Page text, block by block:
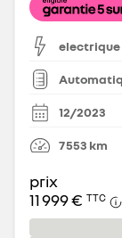
electrique
12/2023
7 553 km
prix
11 999 € TTC